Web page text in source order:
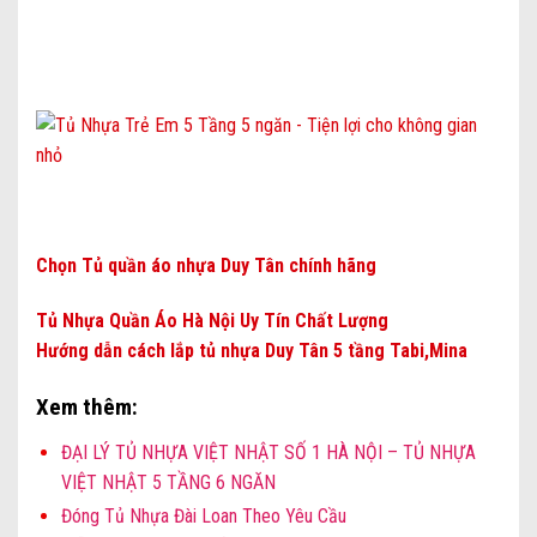
Chọn Tủ quần áo nhựa Duy Tân chính hãng
Tủ Nhựa Quần Áo Hà Nội Uy Tín Chất Lượng
Hướng dẫn cách lắp tủ nhựa Duy Tân 5 tầng Tabi,Mina
Xem thêm:
ĐẠI LÝ TỦ NHỰA VIỆT NHẬT SỐ 1 HÀ NỘI – TỦ NHỰA
VIỆT NHẬT 5 TẦNG 6 NGĂN
Đóng Tủ Nhựa Đài Loan Theo Yêu Cầu